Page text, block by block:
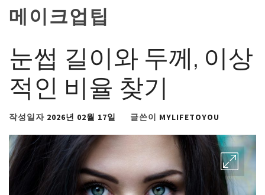
메이크업팁
눈썹 길이와 두께, 이상
적인 비율 찾기
작성일자 2026년 02월 17일 글쓴이 MYLIFETOYOU